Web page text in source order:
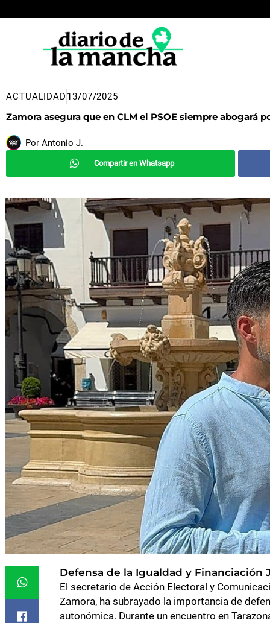
al
ACTUALIDAD 13/07/2025
Zamora asegura que en CLM el PSOE siempre
Por Antonio J.
Compartir en Whatsapp
Defensa de la Igualdad y Financiación
El secretario de Acción Electoral y
Zamora, ha subrayado la importancia de
autonómica. Durante un encuentro en